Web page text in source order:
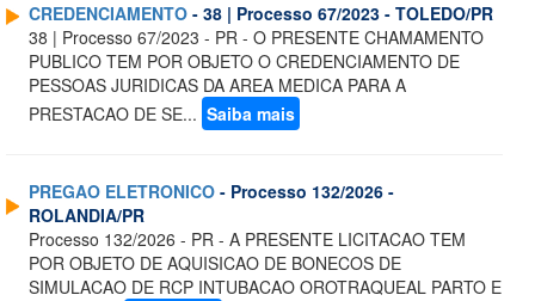
CREDENCIAMENTO - 38 | Processo 67/2023 - TOLEDO/PR
38 | Processo 67/2023 - PR - O PRESENTE CHAMAMENTO
PUBLICO TEM POR OBJETO O CREDENCIAMENTO DE
PESSOAS JURIDICAS DA AREA MEDICA PARA A
PRESTACAO DE SE... Saiba mais
PREGAO ELETRONICO - Processo 132/2026 -
ROLANDIA/PR
Processo 132/2026 - PR - A PRESENTE LICITACAO TEM
POR OBJETO DE AQUISICAO DE BONECOS DE
SIMULACAO DE RCP INTUBACAO OROTRAQUEAL PARTO E